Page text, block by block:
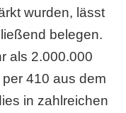
wurden, lässt
belegen.
als 2.000.000
410 aus dem
in zahlreichen